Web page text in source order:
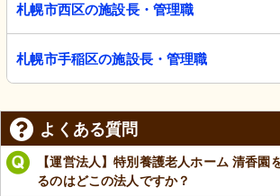
札幌市西区の施設長・管理職
札幌市手稲区の施設長・管理職
よくある質問
【運営法人】特別養護老人ホーム 清香園
るのはどこの法人ですか？